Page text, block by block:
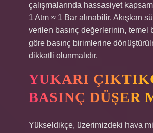
çalışmalarında hassasiyet
1 Atm ≈ 1 Bar alınabilir. Akışkan
verilen basınç değerlerinin, temel
göre basınç birimlerine
dikkatli olunmalıdır.
YUKARI
BASINÇ DÜŞER
Yükseldikçe, üzerimizdeki hava